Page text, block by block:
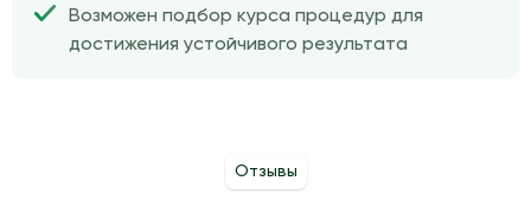
Возможен подбор курса процедур для
достижения устойчивого результата
Отзывы